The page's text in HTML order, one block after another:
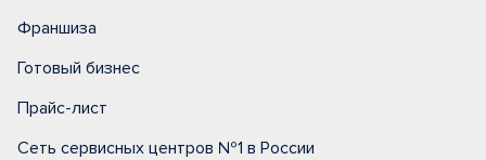
Франшиза
Готовый бизнес
Прайс-лист
Сеть сервисных центров №1 в России